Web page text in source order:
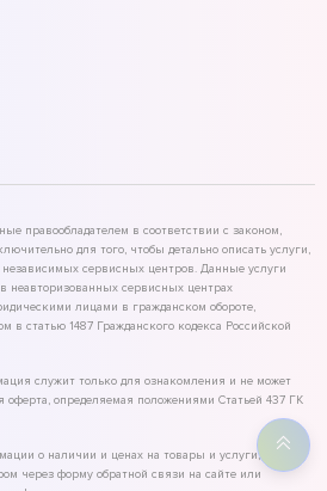
правообладателем в соответствии с законом,
для того, чтобы детально описать услуги,
независимых сервисных центров. Данные услуги
неавторизованных сервисных центрах
лицами в гражданском обороте,
в статью 1487 Гражданского кодекса Российской
служит только для ознакомления и не может
оферта, определяемая положениями Статьей 437 ГК
о наличии и ценах на товары и услуги,
через форму обратной связи на сайте или